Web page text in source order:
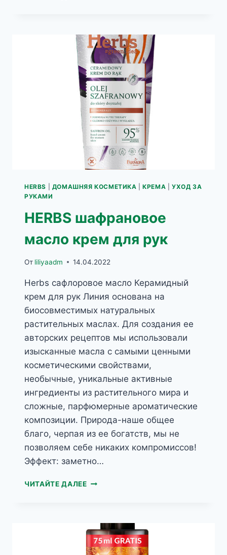
КОЛЛАГЕН,
КРЕМ
ДЛЯ
РУК
HERBS ДОМАШНЯЯ КОСМЕТИКА |КРЕМА |УХОД ЗА
РУКАМИ
HERBS шафрановое
масло крем для рук
От liliyaadm 14.04.2022
Herbs сафлоровое масло Керамидный
крем для рук Линия основана на
биосовместимых натуральных
растительных маслах. Для создания ее
авторских рецептов мы использовали
изысканные масла с самыми ценными
косметическими свойствами,
необычные, уникальные активные
ингредиенты из растительного мира и
сложные, парфюмерные ароматические
композиции. Природа-наше общее
благо, черпая из ее богатств, мы не
позволяем себе никаких компромиссов!
Эффект: заметно…
ЧИТАЙТЕ ДАЛЕЕHERBS
ДЛЯ
РУК